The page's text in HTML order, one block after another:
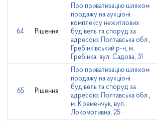
64 Рішення
Про приватизацію шляхом
продажу на аукціоні
комплексу нежитлових
будівель та споруд за
адресою: Полтавська обл.,
Гребінківський р-н, м.
Гребінка, вул. Садова, 31
65 Рішення
Про приватизацію шляхом
продажу на аукціоні
будівель та споруд за
адресою: Полтавська обл.,
м. Кременчук, вул.
Локомотивна, 25